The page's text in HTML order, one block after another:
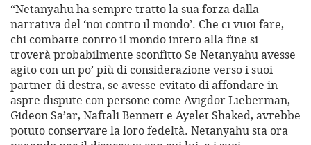
“Netanyahu ha sempre tratto la sua forza dalla
narrativa del ‘noi contro il mondo’. Che ci vuoi fare,
chi combatte contro il mondo intero alla fine si
troverà probabilmente sconfitto Se Netanyahu avesse
agito con un po’ più di considerazione verso i suoi
partner di destra, se avesse evitato di affondare in
aspre dispute con persone come Avigdor Lieberman,
Gideon Sa’ar, Naftali Bennett e Ayelet Shaked, avrebbe
potuto conservare la loro fedeltà. Netanyahu sta ora